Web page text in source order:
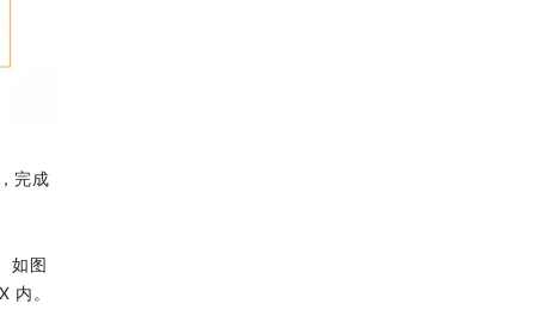
完成
如图
内。